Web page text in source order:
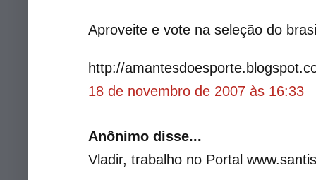
Aproveite e vote na seleção do
http://
18 de novembro de 2007 às 16:33
Anônimo disse...
Vladir, trabalho no Portal